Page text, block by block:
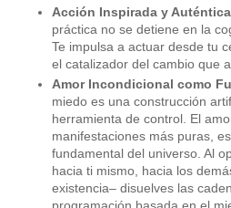
Acción Inspirada y
práctica no se detiene en la
Te impulsa a actuar desde tu
el catalizador del cambio que
Amor Incondicional como
miedo es una construcción
herramienta de control. El
manifestaciones más puras,
fundamental del universo. Al
hacia ti mismo, hacia los
existencia– disuelves las